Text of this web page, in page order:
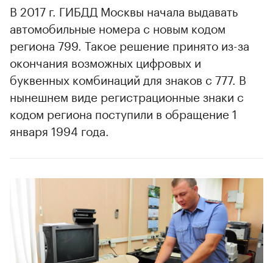
В 2017 г. ГИБДД Москвы начала выдавать
автомобильные номера с новым кодом
региона 799. Такое решение принято из-за
окончания возможных цифровых и
буквенных комбинаций для знаков с 777. В
нынешнем виде регистрационные знаки с
кодом региона поступили в обращение 1
января 1994 года.